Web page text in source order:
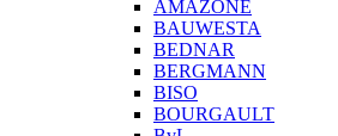
AMAZONE
BAUWESTA
BEDNAR
BERGMANN
BISO
BOURGAULT